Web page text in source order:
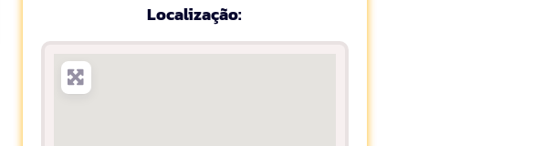
Localização: